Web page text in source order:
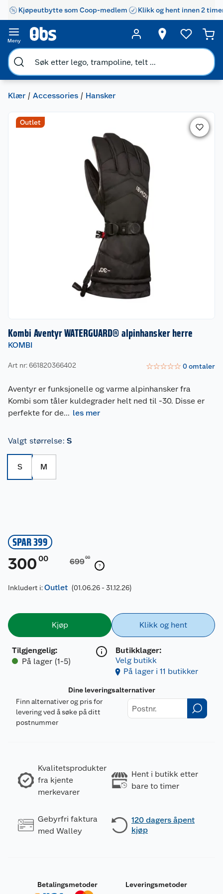
Kjøpeutbytte som Coop-medlem Klikk og hent innen 2
Meny
Klær Accessories Hansker
Outlet
Kombi Aventyr WATERGUARD® alpinhansker herre
KOMBI
Art nr: 661820366402 ☆☆☆☆☆ 0omtaler
Aventyr er funksjonelle og varme alpinhansker fra
Kombi som tåler kuldegrader helt ned til -30. Disse er
perfekte for de... les mer
Valgt størrelse: S
S M
SPAR 399
300 00 69900
Inkludert i:Outlet (01.06.26 - 31.12.26)
Kjøp
Tilgjengelig:
På lager (1-5)
Klikk og hent
Butikklager:
Velg butikk
På lager i 11 butikker
Dine leveringsalternativer
Finn alternativer og pris for
levering ved å søke på ditt
postnummer
Kvalitetsprodukter
fra kjente
merkevarer
Hent i butikk etter
bare to timer
Gebyrfri faktura
med Walley
120 dagers åpent
kjøp
Betalingsmetoder Leveringsmetoder